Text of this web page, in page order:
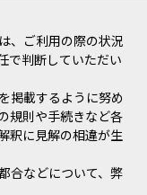
、ご利用の際の状況
で判断していただい
掲載するように努め
規則や手続きなど各
釈に見解の相違が生
合などについて、弊